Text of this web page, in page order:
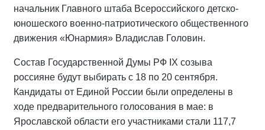
начальник Главного штаба Всероссийского детско-
юношеского военно-патриотического общественного
движения «Юнармия» Владислав Головин.
Состав Государственной Думы РФ IХ созыва
россияне будут выбирать с 18 по 20 сентября.
Кандидаты от Единой России были определены в
ходе предварительного голосования в мае: в
Ярославской области его участниками стали 117,7